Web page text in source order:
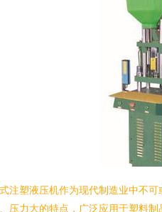
注塑液压机作为现代制造业中不
压力大的特点，广泛应用于塑料